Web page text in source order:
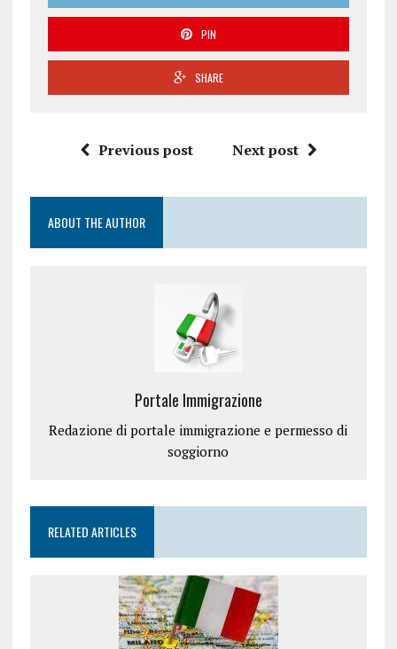
PIN
SHARE
Previous post Next post
ABOUT THE AUTHOR
Portale Immigrazione
Redazione di portale immigrazione e permesso di
soggiorno
RELATED ARTICLES